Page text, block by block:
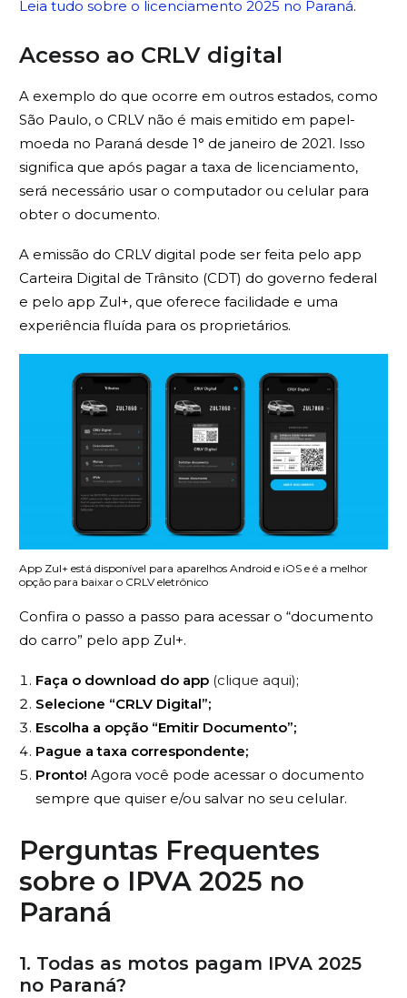
Leia tudo sobre o licenciamento 2025 no Paraná.
Acesso ao CRLV digital
A exemplo do que ocorre em outros estados, como
São Paulo, o CRLV não é mais emitido em papel-
moeda no Paraná desde 1° de janeiro de 2021. Isso
significa que após pagar a taxa de licenciamento,
será necessário usar o computador ou celular para
obter o documento.
A emissão do CRLV digital pode ser feita pelo app
Carteira Digital de Trânsito (CDT) do governo federal
e pelo app Zul+, que oferece facilidade e uma
experiência fluída para os proprietários.
App Zul+ está disponível para aparelhos Android e iOS e é a melhor
opção para baixar o CRLV eletrônico
Confira o passo a passo para acessar o “documento
do carro” pelo app Zul+.
Faça o download do app (clique aqui);
Selecione “CRLV Digital”;
Escolha a opção “Emitir Documento”;
Pague a taxa correspondente;
Pronto! Agora você pode acessar o documento
sempre que quiser e/ou salvar no seu celular.
Perguntas Frequentes
sobre o IPVA 2025 no
Paraná
1. Todas as motos pagam IPVA 2025
no Paraná?